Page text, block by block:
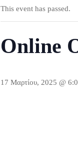
This event has passed.
Online
17 Μαρτίου, 2025 @